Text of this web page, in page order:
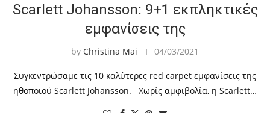
Scarlett Johansson: 9+1 εκπληκτικές
εμφανίσεις της
by Christina Mai 04/03/2021
Συγκεντρώσαμε τις 10 καλύτερες red carpet εμφανίσεις της
ηθοποιού Scarlett Johansson. Χωρίς αμφιβολία, η Scarlett…